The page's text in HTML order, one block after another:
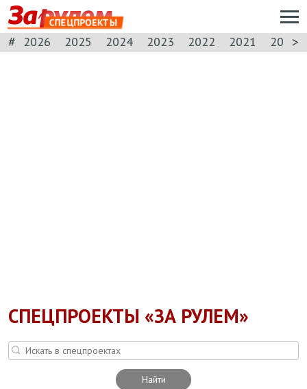
СПЕЦПРОЕКТЫ
# 2026 2025 2024 2023 2022 2021 2020
>
СПЕЦПРОЕКТЫ «ЗА РУЛЕМ»
Найти